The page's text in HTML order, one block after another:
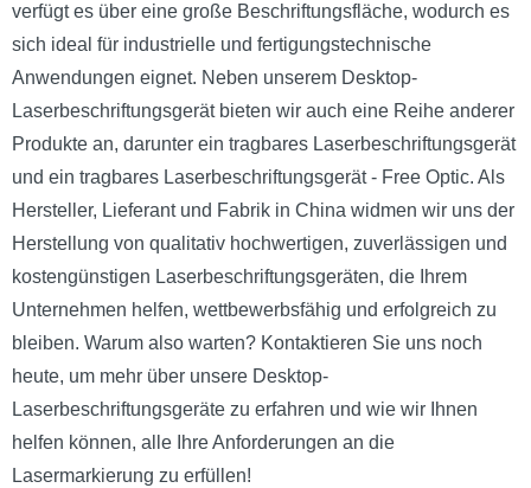
verfügt es über eine große Beschriftungsfläche, wodurch es
sich ideal für industrielle und fertigungstechnische
Anwendungen eignet. Neben unserem Desktop-
Laserbeschriftungsgerät bieten wir auch eine Reihe anderer
Produkte an, darunter ein tragbares Laserbeschriftungsgerät
und ein tragbares Laserbeschriftungsgerät - Free Optic. Als
Hersteller, Lieferant und Fabrik in China widmen wir uns der
Herstellung von qualitativ hochwertigen, zuverlässigen und
kostengünstigen Laserbeschriftungsgeräten, die Ihrem
Unternehmen helfen, wettbewerbsfähig und erfolgreich zu
bleiben. Warum also warten? Kontaktieren Sie uns noch
heute, um mehr über unsere Desktop-
Laserbeschriftungsgeräte zu erfahren und wie wir Ihnen
helfen können, alle Ihre Anforderungen an die
Lasermarkierung zu erfüllen!